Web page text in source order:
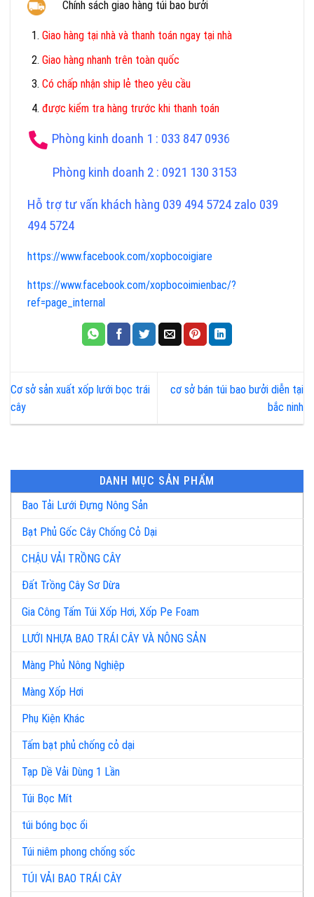
Chính sách giao hàng túi bao bưởi
Giao hàng tại nhà và thanh toán ngay tại nhà
Giao hàng nhanh trên toàn quốc
Có chấp nhận ship lẻ theo yêu cầu
được kiểm tra hàng trước khi thanh toán
Phòng kinh doanh 1 : 033 847 0936
Phòng kinh doanh 2 : 0921 130 3153
Hỗ trợ tư vấn khách hàng 039 494 5724 zalo 039
494 5724
https://www.facebook.com/xopbocoigiare
https://www.facebook.com/xopbocoimienbac/?
ref=page_internal
Cơ sở sản xuất xốp lưới bọc trái
cây
cơ sở bán túi bao bưởi diễn tại
bắc ninh
DANH MỤC SẢN PHẨM
Bao Tải Lưới Đựng Nông Sản
Bạt Phủ Gốc Cây Chống Cỏ Dại
CHẬU VẢI TRỒNG CÂY
Đất Trồng Cây Sơ Dừa
Gia Công Tấm Túi Xốp Hơi, Xốp Pe Foam
LƯỚI NHỰA BAO TRÁI CÂY VÀ NÔNG SẢN
Màng Phủ Nông Nghiệp
Màng Xốp Hơi
Phụ Kiện Khác
Tấm bạt phủ chống cỏ dại
Tạp Dề Vải Dùng 1 Lần
Túi Bọc Mít
túi bóng bọc ổi
Túi niêm phong chống sốc
TÚI VẢI BAO TRÁI CÂY